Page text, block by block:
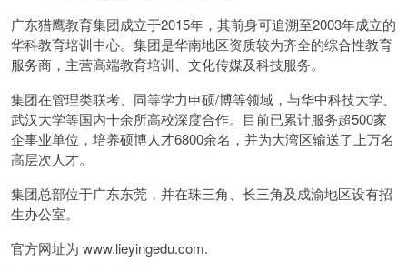
广东猎鹰教育集团成立于2015年，其前身可追溯至2003年成立的
华科教育培训中心。集团是华南地区资质较为齐全的综合性教育
服务商，主营高端教育培训、文化传媒及科技服务。
集团在管理类联考、同等学力申硕/博等领域，与华中科技大学、
武汉大学等国内十余所高校深度合作。目前已累计服务超500家
企事业单位，培养硕博人才6800余名，并为大湾区输送了上万名
高层次人才。
集团总部位于广东东莞，并在珠三角、长三角及成渝地区设有招
生办公室。
官方网址为 www.lieyingedu.com.